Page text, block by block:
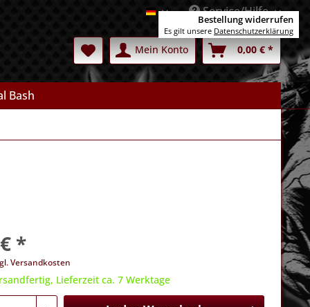
DeutschService/Hilfe
Mein Konto 0,00 € *
Bash
*
Versandkosten
Lieferzeit ca. 7 Werktage
Bestellung widerrufen
Es gilt unsere Datenschutzerklärung